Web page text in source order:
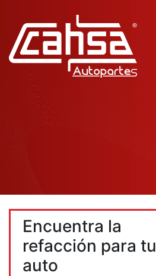
Encuentra la
refacción para tu
auto